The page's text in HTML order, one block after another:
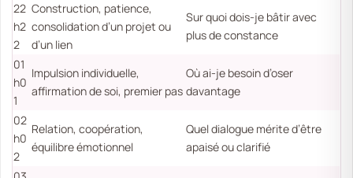
22
h2
2
Construction, patience,
consolidation d’un projet ou
d’un lien
Sur quoi dois-je bâtir avec
plus de constance
01
h0
1
Impulsion individuelle,
affirmation de soi, premier pas
Où ai-je besoin d’oser
davantage
02
h0
2
Relation, coopération,
équilibre émotionnel
Quel dialogue mérite d’être
apaisé ou clarifié